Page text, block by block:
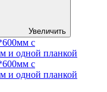
Увеличить